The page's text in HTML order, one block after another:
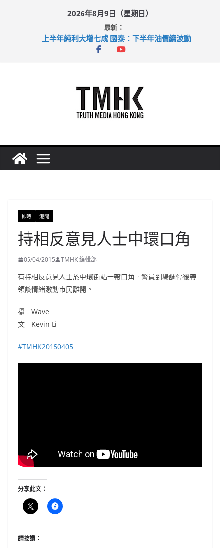
2026年8月9日（星期日）
最新：
上半年純利大增七成 國泰：下半年油價續波動
拜仁熱身賽挫維拉 啟德主場館奪錦標
即時 港聞
持相反意見人士中環口角
05/04/2015 TMHK 編輯部
有持相反意見人士於中環街站一帶口角，警員到場調停後帶
領該情緒激動市民離開。
攝：Wave
文：Kevin Li
‪#‎TMHK20150405‬
分享此文：
請按讚：